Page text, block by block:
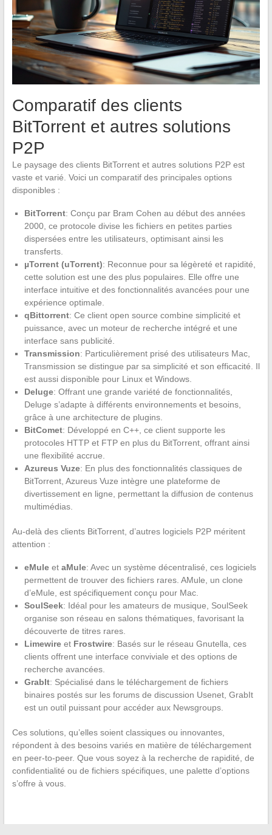
Comparatif des clients
BitTorrent et autres solutions
P2P
Le paysage des clients BitTorrent et autres solutions P2P est
vaste et varié. Voici un comparatif des principales options
disponibles :
BitTorrent: Conçu par Bram Cohen au début des années
2000, ce protocole divise les fichiers en petites parties
dispersées entre les utilisateurs, optimisant ainsi les
transferts.
µTorrent (uTorrent): Reconnue pour sa légèreté et rapidité,
cette solution est une des plus populaires. Elle offre une
interface intuitive et des fonctionnalités avancées pour une
expérience optimale.
qBittorrent: Ce client open source combine simplicité et
puissance, avec un moteur de recherche intégré et une
interface sans publicité.
Transmission: Particulièrement prisé des utilisateurs Mac,
Transmission se distingue par sa simplicité et son efficacité. Il
est aussi disponible pour Linux et Windows.
Deluge: Offrant une grande variété de fonctionnalités,
Deluge s’adapte à différents environnements et besoins,
grâce à une architecture de plugins.
BitComet: Développé en C++, ce client supporte les
protocoles HTTP et FTP en plus du BitTorrent, offrant ainsi
une flexibilité accrue.
Azureus Vuze: En plus des fonctionnalités classiques de
BitTorrent, Azureus Vuze intègre une plateforme de
divertissement en ligne, permettant la diffusion de contenus
multimédias.
Au-delà des clients BitTorrent, d’autres logiciels P2P méritent
attention :
eMuleet aMule: Avec un système décentralisé, ces logiciels
permettent de trouver des fichiers rares. AMule, un clone
d’eMule, est spécifiquement conçu pour Mac.
SoulSeek: Idéal pour les amateurs de musique, SoulSeek
organise son réseau en salons thématiques, favorisant la
découverte de titres rares.
Limewireet Frostwire: Basés sur le réseau Gnutella, ces
clients offrent une interface conviviale et des options de
recherche avancées.
GrabIt: Spécialisé dans le téléchargement de fichiers
binaires postés sur les forums de discussion Usenet, GrabIt
est un outil puissant pour accéder aux Newsgroups.
Ces solutions, qu’elles soient classiques ou innovantes,
répondent à des besoins variés en matière de téléchargement
en peer-to-peer. Que vous soyez à la recherche de rapidité, de
confidentialité ou de fichiers spécifiques, une palette d’options
s’offre à vous.